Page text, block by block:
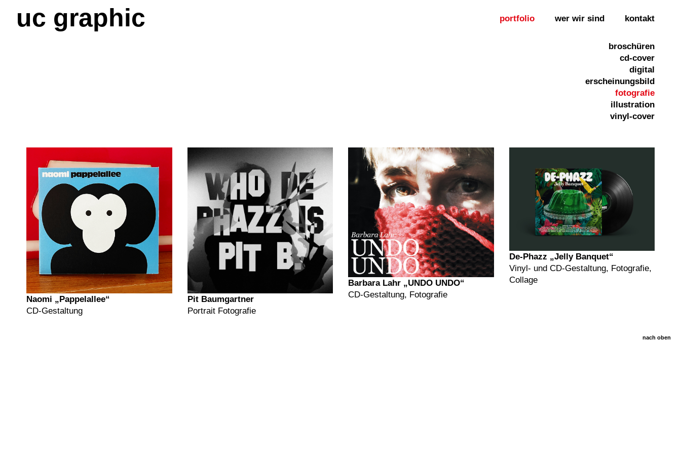
uc graphic portfolio wer wir sind kontakt
broschüren
cd-cover
digital
erscheinungsbild
fotografie
illustration
vinyl-cover
Naomi „Pappelallee“
CD-Gestaltung
Pit Baumgartner
Portrait Fotografie
Barbara Lahr „UNDO UNDO“
CD-Gestaltung, Fotografie
De-Phazz „Jelly Banquet“
Vinyl- und CD-Gestaltung, Fotografie,
Collage
nach oben